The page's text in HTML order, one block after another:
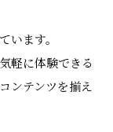
います。
軽に体験できる
ンテンツを揃え